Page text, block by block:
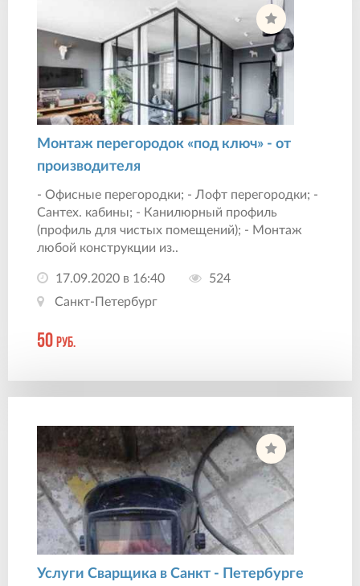
Монтаж перегородок «под ключ» - от
производителя
- Офисные перегородки; - Лофт перегородки; -
Сантех. кабины; - Канилюрный профиль
(профиль для чистых помещений); - Монтаж
любой конструкции из..
17.09.2020 в 16:40
524
Санкт-Петербург
50 руб.
Услуги Сварщика в Санкт - Петербурге